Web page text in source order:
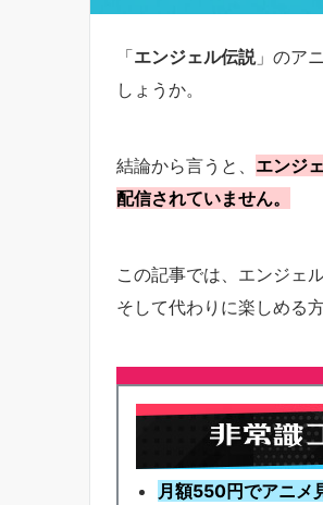
「エンジェル伝説」のア
しょうか。
結論から言うと、 エンジ
配信されていません。
この記事では、エンジェ
そして代わりに楽しめる
月額550円でアニメ